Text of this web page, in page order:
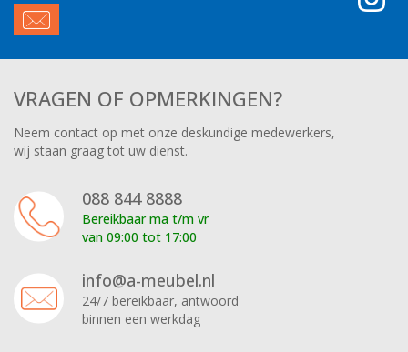
VRAGEN OF OPMERKINGEN?
Neem contact op met onze deskundige medewerkers,
wij staan graag tot uw dienst.
088 844 8888
Bereikbaar ma t/m vr
van 09:00 tot 17:00
info@a-meubel.nl
24/7 bereikbaar, antwoord
binnen een werkdag